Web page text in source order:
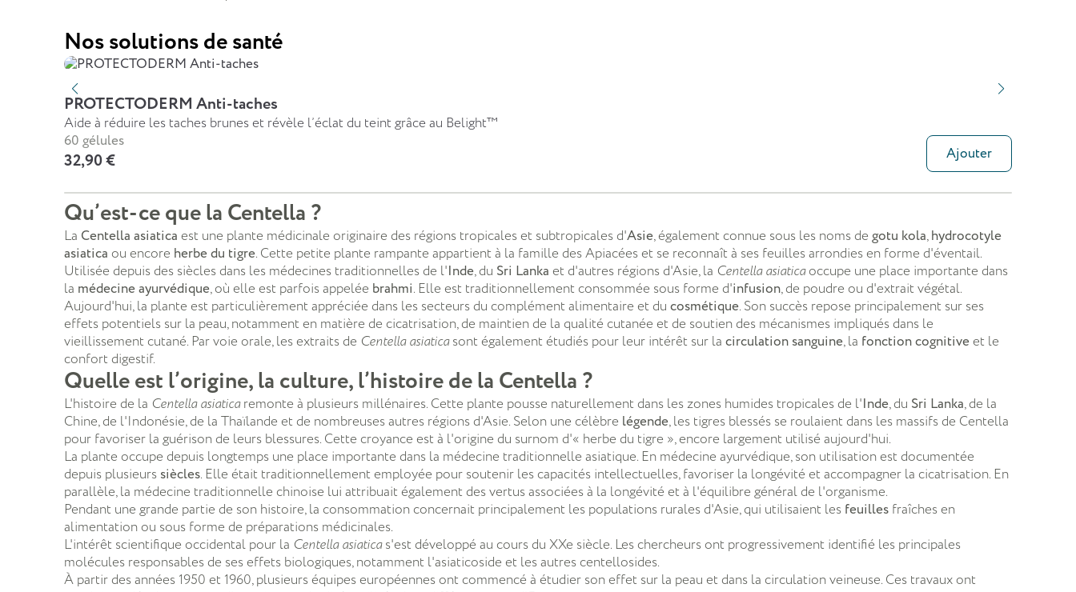
Nos solutions de santé
PROTECTODERM Anti-taches
Aide à réduire les taches brunes et révèle l’éclat du teint grâce au Belight™
60 gélules
32,90 € Ajouter
Qu’est-ce que la Centella ?
La Centella asiatica est une plante médicinale originaire des régions tropicales et subtropicales d'Asie, également connue sous les noms de gotu kola,hydrocotyle
asiatica ou encore herbe du tigre. Cette petite plante rampante appartient à la famille des Apiacées et se reconnaît à ses feuilles arrondies en forme d'éventail.
Utilisée depuis des siècles dans les médecines traditionnelles de l'Inde, du Sri Lanka et d'autres régions d'Asie, la Centella asiaticaoccupe une place importante dans
la médecine ayurvédique, où elle est parfois appelée brahmi. Elle est traditionnellement consommée sous forme d'infusion, de poudre ou d'extrait végétal.
Aujourd'hui, la plante est particulièrement appréciée dans les secteurs du complément alimentaire et du cosmétique. Son succès repose principalement sur ses
effets potentiels sur la peau, notamment en matière de cicatrisation, de maintien de la qualité cutanée et de soutien des mécanismes impliqués dans le
vieillissement cutané. Par voie orale, les extraits de Centella asiaticasont également étudiés pour leur intérêt sur la circulation sanguine, la fonction cognitiveet le
confort digestif.
Quelle est l’origine, la culture, l’histoire de la Centella ?
L'histoire de la Centella asiaticaremonte à plusieurs millénaires. Cette plante pousse naturellement dans les zones humides tropicales de l'Inde, du Sri Lanka, de la
Chine, de l'Indonésie, de la Thaïlande et de nombreuses autres régions d'Asie. Selon une célèbre légende, les tigres blessés se roulaient dans les massifs de Centella
pour favoriser la guérison de leurs blessures. Cette croyance est à l'origine du surnom d'« herbe du tigre », encore largement utilisé aujourd'hui.
La plante occupe depuis longtemps une place importante dans la médecine traditionnelle asiatique. En médecine ayurvédique, son utilisation est documentée
depuis plusieurs siècles. Elle était traditionnellement employée pour soutenir les capacités intellectuelles, favoriser la longévité et accompagner la cicatrisation. En
parallèle, la médecine traditionnelle chinoise lui attribuait également des vertus associées à la longévité et à l'équilibre général de l'organisme.
Pendant une grande partie de son histoire, la consommation concernait principalement les populations rurales d'Asie, qui utilisaient les feuilles fraîches en
alimentation ou sous forme de préparations médicinales.
L'intérêt scientifique occidental pour la Centella asiaticas'est développé au cours du XXe siècle. Les chercheurs ont progressivement identifié les principales
molécules responsables de ses effets biologiques, notamment l'asiaticoside et les autres centellosides.
À partir des années 1950 et 1960, plusieurs équipes européennes ont commencé à étudier son effet sur la peau et dans la circulation veineuse. Ces travaux ont